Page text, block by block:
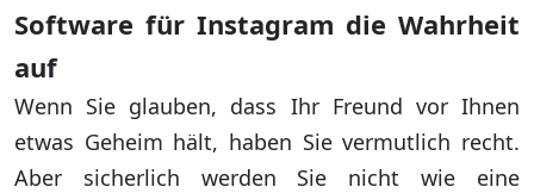
Software für Instagram die Wahrheit
auf
Wenn Sie glauben, dass Ihr Freund vor Ihnen
etwas Geheim hält, haben Sie vermutlich recht.
Aber sicherlich werden Sie nicht wie eine